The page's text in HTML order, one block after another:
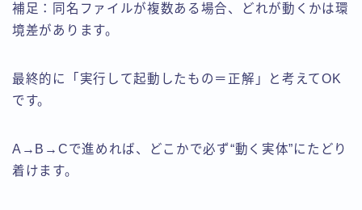
補足：同名ファイルが複数ある場合、どれが動くかは環
境差があります。
最終的に「実行して起動したもの＝正解」と考えてOK
です。
A→B→Cで進めれば、どこかで必ず“動く実体”にたどり
着けます。